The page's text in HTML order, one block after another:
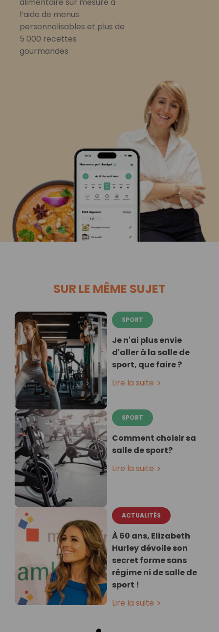
alimentaire sur mesure à
l’aide de menus
personnalisables et plus de
5 000 recettes
gourmandes
SUR LE MÊME SUJET
SPORT
Je n'ai plus envie
d'aller à la salle de
sport, que faire ?
Lire la suite
SPORT
Comment choisir sa
salle de sport?
Lire la suite
ACTUALITÉS
À 60 ans, Elizabeth
Hurley dévoile son
secret forme sans
régime ni de salle de
sport !
Lire la suite